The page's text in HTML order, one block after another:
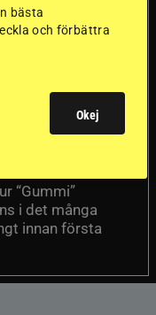
mot
“Gummi”
i det många
innan första
bästa
och förbättra
Okej